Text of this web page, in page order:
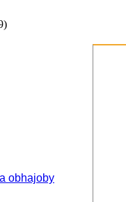
obhajoby